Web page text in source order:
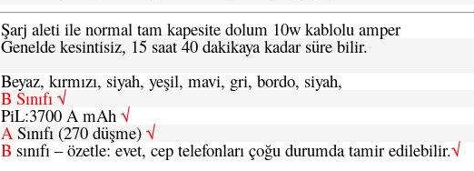
Şarj aleti ile normal tam kapesite dolum 10w kablolu amper
Genelde kesintisiz, 15 saat 40 dakikaya kadar süre bilir.
Beyaz, kırmızı, siyah, yeşil, mavi, gri, bordo, siyah,
B Sınıfı √
PiL:3700 A mAh √
ASınıfı (270 düşme) √
B sınıfı – özetle: evet, cep telefonları çoğu durumda tamir edilebilir.√